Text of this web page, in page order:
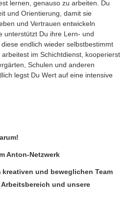
lernen, genauso zu arbeiten. Du
und Orientierung, damit sie
und Vertrauen entwickeln
unterstützt Du ihre Lern- und
endlich wieder selbstbestimmt
im Schichtdienst, kooperierst
Schulen und anderen
legst Du Wert auf eine intensive
Anton-Netzwerk
und beweglichen Team
und unsere